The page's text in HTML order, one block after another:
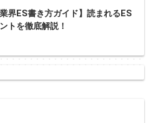
業界ES書き方ガイド】読まれるES
トを徹底解説！